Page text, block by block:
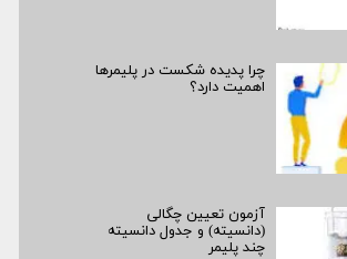
چرا پدیده شکست در پلیمرها
اهمیت دارد؟
آزمون تعیین چگالی
(دانسیته) و جدول دانسیته
چند پلیمر